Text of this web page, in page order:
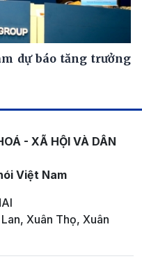
dự báo tăng trưởng
- XÃ HỘI VÀ DÂN
Việt Nam
Xuân Thọ, Xuân